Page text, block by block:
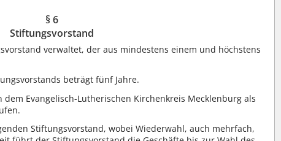
§ 6
Stiftungsvorstand
verwaltet, der aus mindestens einem und höchstens
beträgt fünf Jahre.
Evangelisch-Lutherischen Kirchenkreis Mecklenburg als
Stiftungsvorstand, wobei Wiederwahl, auch mehrfach,